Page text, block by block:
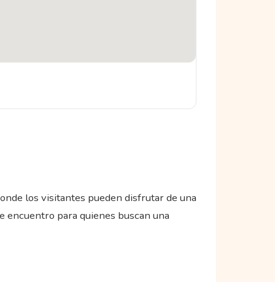
los visitantes pueden disfrutar de una
encuentro para quienes buscan una